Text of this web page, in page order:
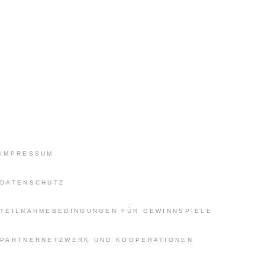
IMPRESSUM
DATENSCHUTZ
TEILNAHMEBEDINGUNGEN FÜR GEWINNSPIELE
PARTNERNETZWERK UND KOOPERATIONEN